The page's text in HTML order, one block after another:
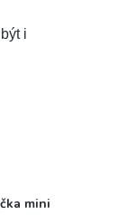
i
mini